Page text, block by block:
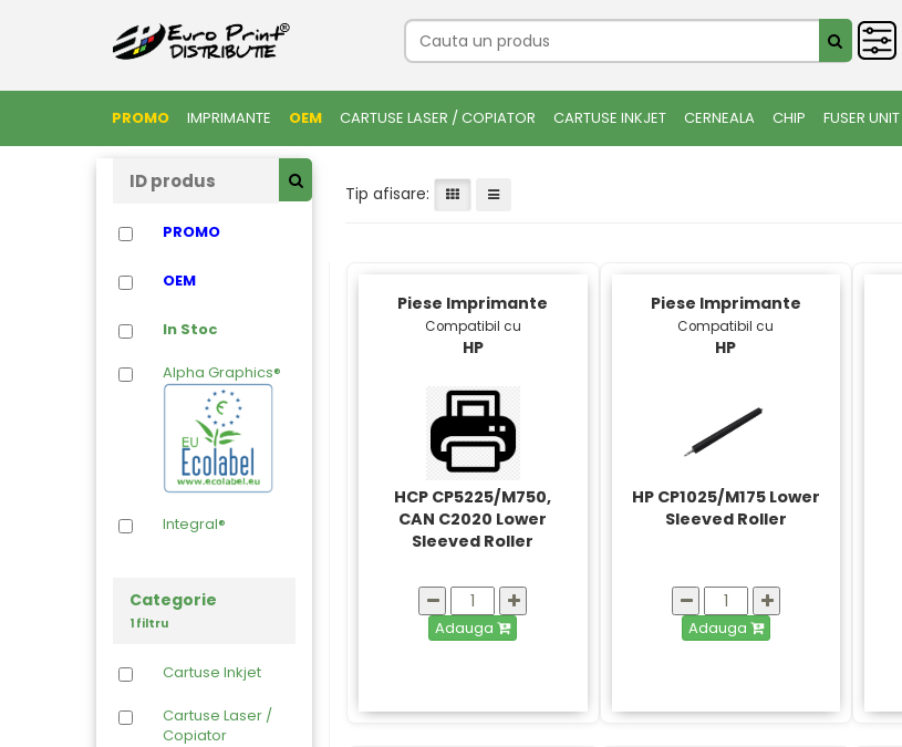
PROMO IMPRIMANTE OEM CARTUSE LASER / COPIATOR CARTUSE INKJET CERNEALA CHIP FUSER UNIT
PROMO
OEM
In Stoc
Alpha Graphics®
Integral®
Categorie
1 filtru
Cartuse Inkjet
Cartuse Laser /
Copiator
Tip afisare:
Piese Imprimante
Compatibil cu
HP
HCP CP5225/M750,
CAN C2020 Lower
Sleeved Roller
Adauga
Piese Imprimante
Compatibil cu
HP
HP CP1025/M175 Lower
Sleeved Roller
Adauga